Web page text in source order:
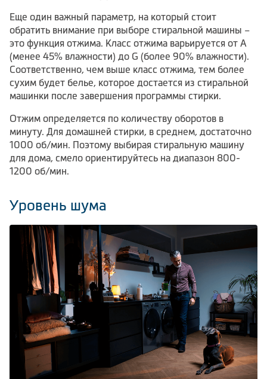
Еще один важный параметр, на который стоит
обратить внимание при выборе стиральной машины –
это функция отжима. Класс отжима варьируется от А
(менее 45% влажности) до G (более 90% влажности).
Соответственно, чем выше класс отжима, тем более
сухим будет белье, которое достается из стиральной
машинки после завершения программы стирки.
Отжим определяется по количеству оборотов в
минуту. Для домашней стирки, в среднем, достаточно
1000 об/мин. Поэтому выбирая стиральную машину
для дома, смело ориентируйтесь на диапазон 800-
1200 об/мин.
Уровень шума